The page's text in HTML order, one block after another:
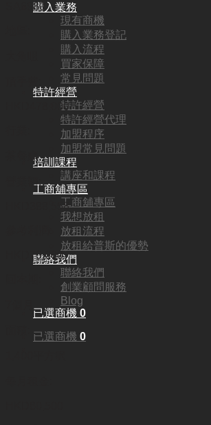
購入業務
現有商機
購入業務登記
購入流程
買家保障
常見問題
特許經營
特許經營
特許經營代理
加盟程序
加盟常見問題
培訓課程
講座和課程
工商舖專區
工商舖專區
我想放租
放租流程
放租給普斯的優勢
聯絡我們
聯絡我們
創業顧問服務
Blog
已選商機 0
已選商機 0
SA6980
478,000
茶餐廳
營業額:
HKD388,558
HKD70,000